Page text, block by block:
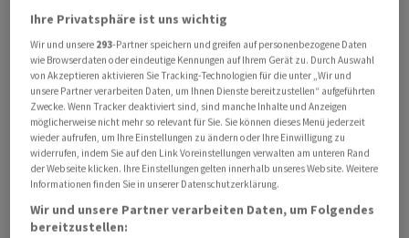
Württemberg zu Nvidia. "Auch der Ausblick auf die
nächsten Quartale erfreute. Zudem wurde ein
Aktienrückkaufprogramm angekündigt."
In Japan legten Aktien der Halbleiter-Ausrüsters
Advantest und Tokyo Electron zu, der Litindex Nikkei
225 stieg um 0,87 Prozent auf 32 287,21 Punkte. In
Taiwan legten die Papiere des weltgrössten
Chipauftragsfertigers TMSC zu, in Südkorea
verzeichneten Aktien des Halbleiterkonzerns SK Hynix
Ihre Privatsphäre ist uns wichtig
Wir und unsere 293-Partner speichern und greifen auf personenbezogene Daten
wie Browserdaten oder eindeutige Kennungen auf Ihrem Gerät zu. Durch Auswahl
von Akzeptieren aktivieren Sie Tracking-Technologien für die unter „Wir und
unsere Partner verarbeiten Daten, um Ihnen Dienste bereitzustellen“ aufgeführten
Zwecke. Wenn Tracker deaktiviert sind, sind manche Inhalte und Anzeigen
möglicherweise nicht mehr so relevant für Sie. Sie können dieses Menü jederzeit
wieder aufrufen, um Ihre Einstellungen zu ändern oder Ihre Einwilligung zu
widerrufen, indem Sie auf den Link Voreinstellungen verwalten am unteren Rand
der Webseite klicken. Ihre Einstellungen gelten innerhalb unseres Website. Weitere
Informationen finden Sie in unserer Datenschutzerklärung.
Wir und unsere Partner verarbeiten Daten, um Folgendes
bereitzustellen: